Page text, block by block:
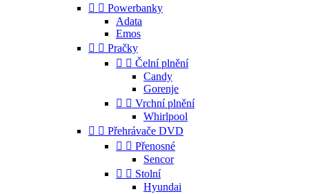
  Powerbanky
Adata
Emos
  Pračky
  Čelní plnění
Candy
Gorenje
  Vrchní plnění
Whirlpool
  Přehrávače DVD
  Přenosné
Sencor
  Stolní
Hyundai